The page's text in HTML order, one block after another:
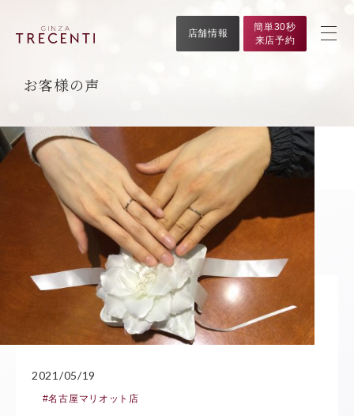
店舗情報
簡単30秒
来店予約
お客様の声
2021/05/19
#名古屋マリオット店